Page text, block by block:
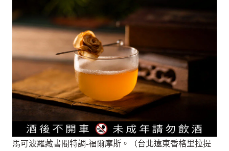
馬可波羅藏書閣特調-福爾摩斯。（台北遠東香格里拉提